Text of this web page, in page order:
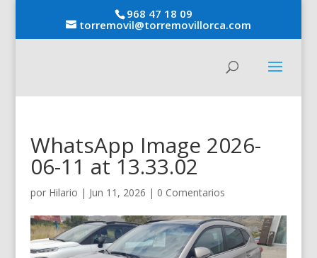
968 47 18 09
torremovil@torremovillorca.com
WhatsApp Image 2026-
06-11 at 13.33.02
por Hilario | Jun 11, 2026 | 0 Comentarios